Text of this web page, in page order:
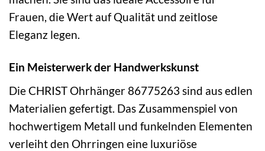
Frauen, die Wert auf Qualität und zeitlose
Eleganz legen.
Ein Meisterwerk der Handwerkskunst
Die CHRIST Ohrhänger 86775263 sind aus edlen
Materialien gefertigt. Das Zusammenspiel von
hochwertigem Metall und funkelnden Elementen
verleiht den Ohrringen eine luxuriöse